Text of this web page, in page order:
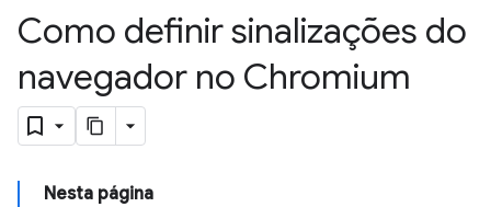
Como definir sinalizações do
navegador no Chromium
Nesta página